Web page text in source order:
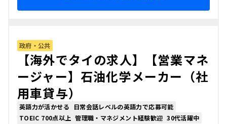
政府・公共
【海外でタイの求人】【営業マネ
ージャー】石油化学メーカー（社
用車貸与）
英語力が活かせる
日常会話レベルの英語力で応募可能
TOEIC 700点以上 管理職・マネジメント経験歓迎 30代活躍中